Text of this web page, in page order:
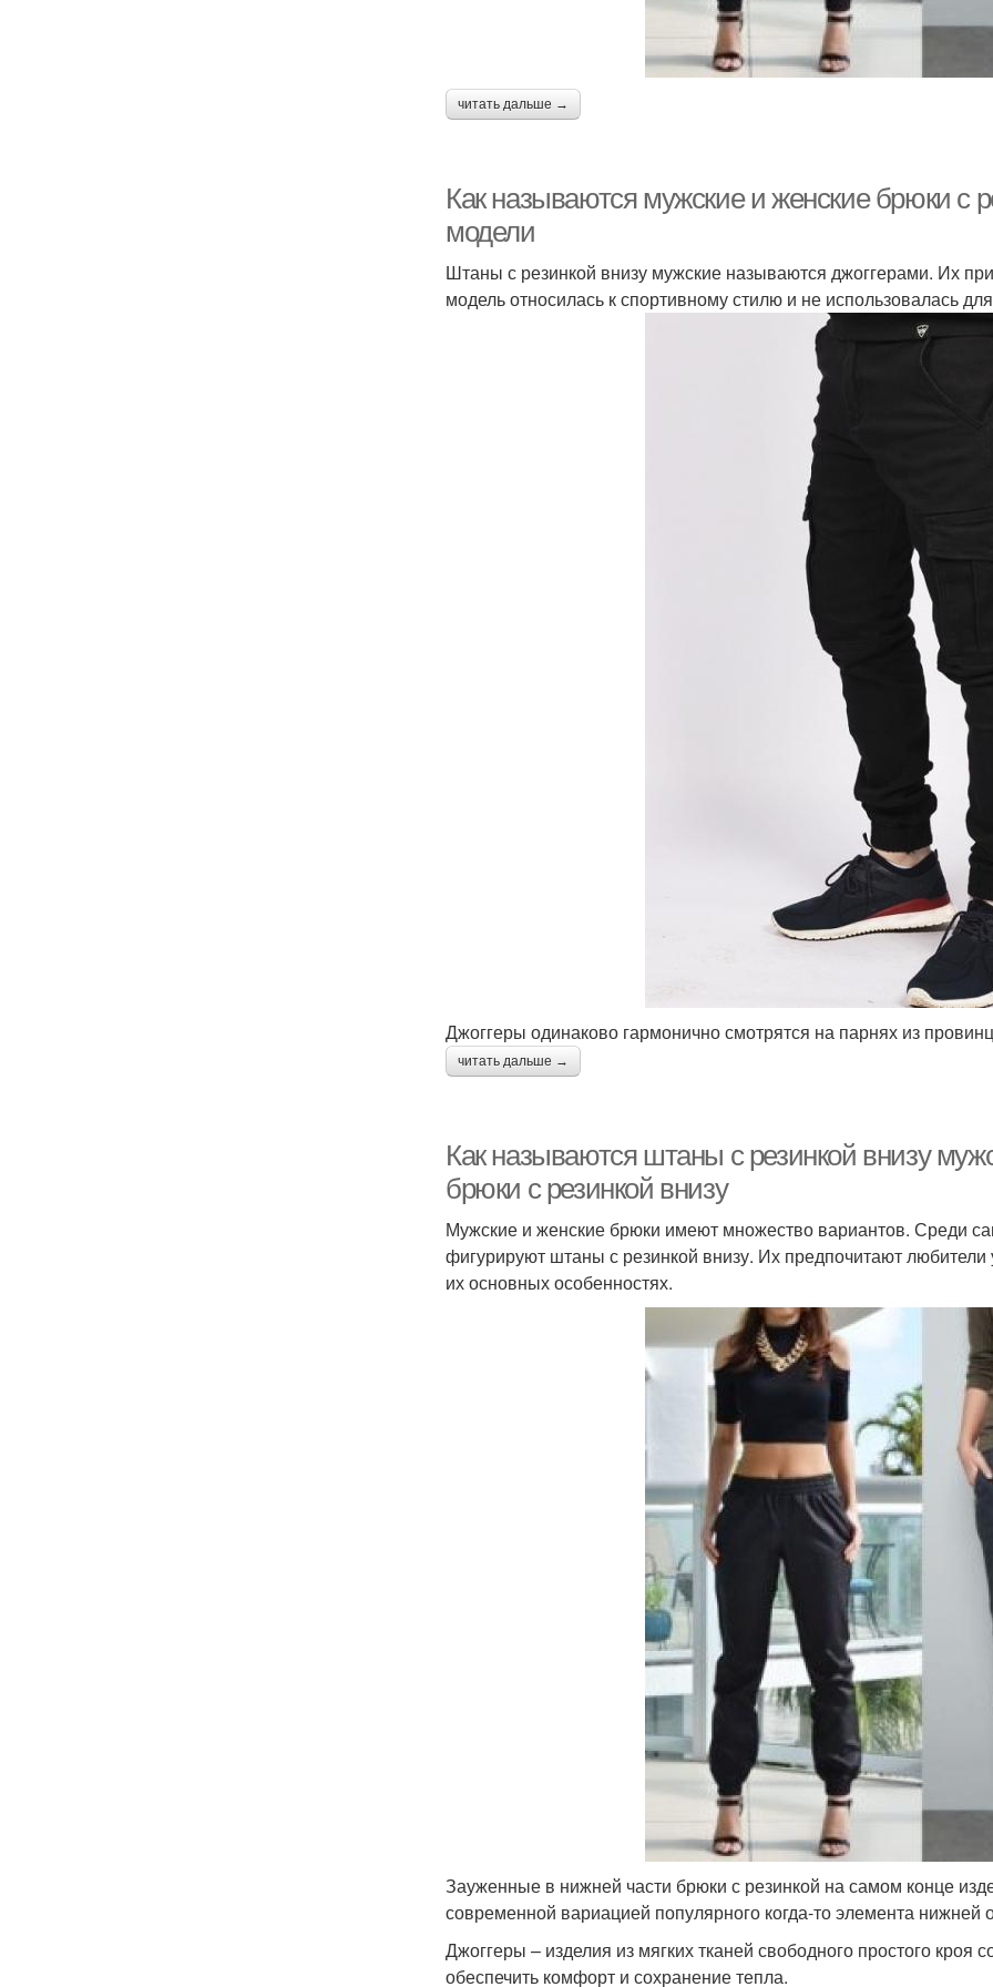
читать дальше →
Как называются мужские и женские брюки с
модели
Штаны с резинкой внизу мужские называются джоггерами. Их
модель относилась к спортивному стилю и не использовалась
Джоггеры одинаково гармонично смотрятся на парнях из
читать дальше →
Как называются штаны с резинкой внизу
брюки с резинкой внизу
Мужские и женские брюки имеют множество вариантов. Среди
фигурируют штаны с резинкой внизу. Их предпочитают любители
их основных особенностях.
Зауженные в нижней части брюки с резинкой на самом конце
современной вариацией популярного когда-то элемента нижней
Джоггеры – изделия из мягких тканей свободного простого кроя
обеспечить комфорт и сохранение тепла.